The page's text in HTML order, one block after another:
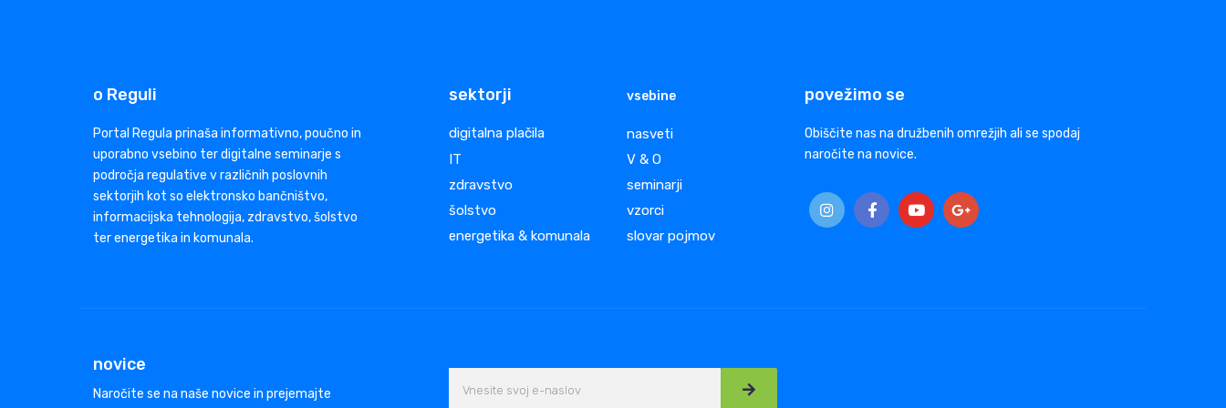
o Reguli
Portal Regula prinaša informativno, poučno in
uporabno vsebino ter digitalne seminarje s
področja regulative v različnih poslovnih
sektorjih kot so elektronsko bančništvo,
informacijska tehnologija, zdravstvo, šolstvo
ter energetika in komunala.
sektorji
digitalna plačila
IT
zdravstvo
šolstvo
energetika & komunala
vsebine
nasveti
V & O
seminarji
vzorci
slovar pojmov
povežimo se
Obiščite nas na družbenih omrežjih ali se spodaj
naročite na novice.
novice
Naročite se na naše novice in prejemajte